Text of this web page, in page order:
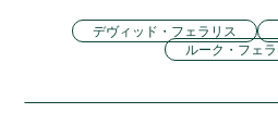
デヴィッド・フェラリス
ルーク・フェ